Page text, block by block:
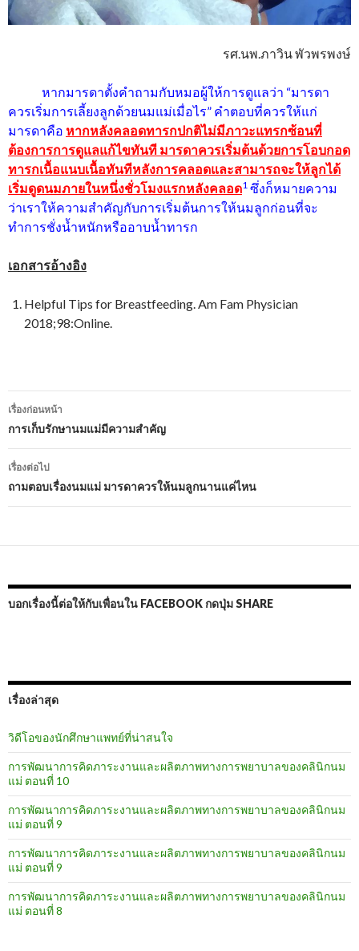
รศ.นพ.ภาวิน พัวพรพงษ์
หากมารดาตั้งคำถามกับหมอผู้ให้การดูแลว่า “มารดา
ควรเริ่มการเลี้ยงลูกด้วยนมแม่เมื่อไร” คำตอบที่ควรให้แก่
มารดาคือ หากหลังคลอดทารกปกติไม่มีภาวะแทรกซ้อนที่
ต้องการการดูแลแก้ไขทันที มารดาควรเริ่มต้นด้วยการโอบกอด
ทารกเนื้อแนบเนื้อทันทีหลังการคลอดและสามารถจะให้ลูกได้
เริ่มดูดนมภายในหนึ่งชั่วโมงแรกหลังคลอด1 ซึ่งก็หมายความ
ว่าเราให้ความสำคัญกับการเริ่มต้นการให้นมลูกก่อนที่จะ
ทำการชั่งน้ำหนักหรืออาบน้ำทารก
เอกสารอ้างอิง
Helpful Tips for Breastfeeding. Am Fam Physician
2018;98:Online.
เมนู
นำทาง
เรื่อง
เรื่องก่อนหน้า
การเก็บรักษานมแม่มีความสำคัญ
เรื่องต่อไป
ถามตอบเรื่องนมแม่ มารดาควรให้นมลูกนานแค่ไหน
บอกเรื่องนี้ต่อให้กับเพื่อนใน FACEBOOK กดปุ่ม SHARE
เรื่องล่าสุด
วิดีโอของนักศึกษาแพทย์ที่น่าสนใจ
การพัฒนาการคิดภาระงานและผลิตภาพทางการพยาบาลของคลินิกนม
แม่ ตอนที่ 10
การพัฒนาการคิดภาระงานและผลิตภาพทางการพยาบาลของคลินิกนม
แม่ ตอนที่ 9
การพัฒนาการคิดภาระงานและผลิตภาพทางการพยาบาลของคลินิกนม
แม่ ตอนที่ 9
การพัฒนาการคิดภาระงานและผลิตภาพทางการพยาบาลของคลินิกนม
แม่ ตอนที่ 8